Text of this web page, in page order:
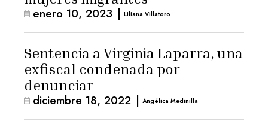
enero 10, 2023 | Liliana Villatoro
Sentencia a Virginia Laparra, una
exfiscal condenada por
denunciar
diciembre 18, 2022 | Angélica Medinilla